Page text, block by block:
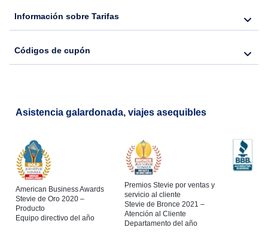
Información sobre Tarifas
Códigos de cupón
Asistencia galardonada, viajes asequibles
American Business Awards
Stevie de Oro 2020 –
Producto
Equipo directivo del año
Premios Stevie por ventas y
servicio al cliente
Stevie de Bronce 2021 –
Atención al Cliente
Departamento del año